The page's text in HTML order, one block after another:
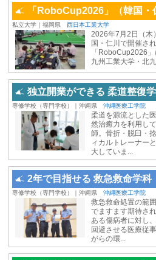
「RoboCup2026」（韓国・
私立大学｜福岡県 西日本工業大学
2026年7月2日（木
国・仁川で開催さ
「RoboCup2026
九州工業大学・北
独立開業ができる 柔道整復
専修学校（専門学校）｜沖縄県 沖縄医療工学院
柔道を源流とした
然治癒力を利用し
師。骨折・脱臼・
ィカルトレーナー
大していま...
2年で目指せる 救急救命学科
専修学校（専門学校）｜沖縄県 沖縄医療工学院
救急救命処置の範
でますます期待さ
ある傷病者に対し
回避させる医療従
がらの環...